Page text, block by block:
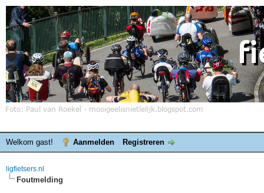
Welkom gast! Aanmelden Registreren
ligfietsers.nl
Foutmelding